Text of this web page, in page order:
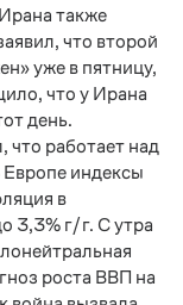
также
что второй
уже в пятницу,
что у Ирана
день.
работает над
индексы
в
3,3% г/г. С утра
роста ВВП на